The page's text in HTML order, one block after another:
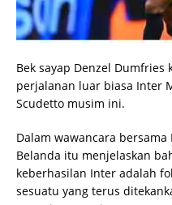
Bek sayap Denzel
perjalanan luar biasa Inter
Scudetto musim ini.
Dalam wawancara bersama
Belanda itu menjelaskan
keberhasilan Inter adalah
sesuatu yang terus